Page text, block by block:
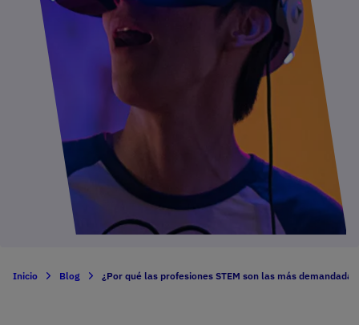
Inicio Blog ¿Por qué las profesiones STEM son las más